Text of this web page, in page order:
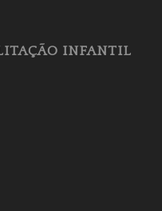
INFANTIL